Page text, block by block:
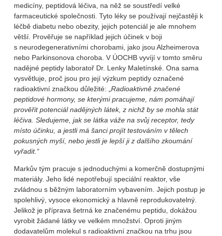
medicíny, peptidová léčiva, na něž se soustředí velké
farmaceutické společnosti. Tyto léky se používají nejčastěji k
léčbě diabetu nebo obezity, jejich potenciál je ale mnohem
větší. Prověřuje se například jejich účinek v boji
s neurodegenerativními chorobami, jako jsou Alzheimerova
nebo Parkinsonova choroba. V ÚOCHB vyvíjí v tomto směru
nadějné peptidy laboratoř Dr. Lenky Maletínské. Ona sama
vysvětluje, proč jsou pro její výzkum peptidy označené
radioaktivní značkou důležité: „Radioaktivně značené
peptidové hormony, se kterými pracujeme, nám pomáhají
prověřit potenciál nadějných látek, z nichž by se mohla stát
léčiva. Sledujeme, jak se látka váže na svůj receptor, tedy
místo účinku, a jestli má šanci projít testováním v tělech
pokusných myší, nebo jestli je lepší ji z dalšího zkoumání
vyřadit.“
Markův tým pracuje s jednoduchými a komerčně dostupnými
materiály. Jeho lidé nepotřebují speciální reaktor, vše
zvládnou s běžným laboratorním vybavením. Jejich postup je
spolehlivý, vysoce ekonomický a hlavně reprodukovatelný.
Jelikož je příprava šetrná ke značenému peptidu, dokážou
vyrobit žádané látky ve velkém množství. Oproti jiným
dodavatelům molekul s radioaktivní značkou na trhu jsou